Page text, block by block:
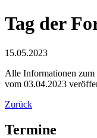
Tag der
15.05.2023
Alle Informationen
vom 03.04.2023
Zurück
Termine